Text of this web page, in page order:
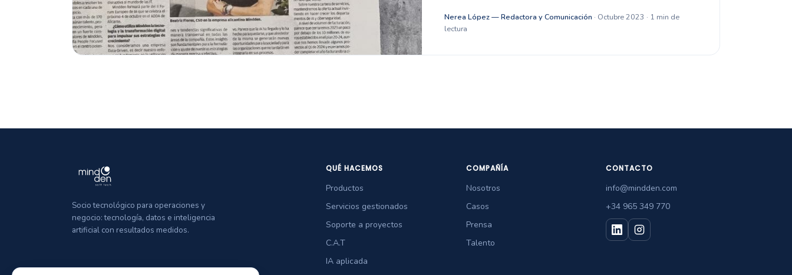
Nerea López — Redactora y Comunicación · Octubre 2023 · 1 min de
lectura
Socio tecnológico para operaciones y
negocio: tecnología, datos e inteligencia
artificial con resultados medidos.
QUÉ HACEMOS
Productos
Servicios gestionados
Soporte a proyectos
C.A.T
IA aplicada
COMPAÑÍA
Nosotros
Casos
Prensa
Talento
CONTACTO
info@mindden.com
+34 965 349 770